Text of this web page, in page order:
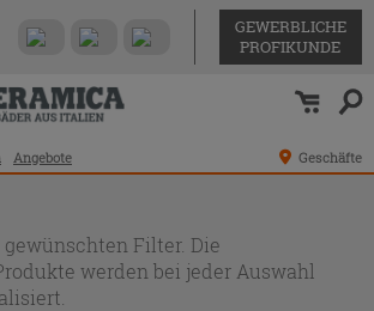
GEWERBLICHE
PROFIKUNDE
Angebote Geschäfte
Filter. Die
werden bei jeder Auswahl